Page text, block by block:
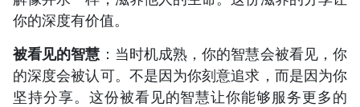
你的深度有价值。
被看见的智慧 ：当时机成熟，你的智慧会被看见，你
的深度会被认可。不是因为你刻意追求，而是因为你
坚持分享。这份被看见的智慧让你能够服务更多的